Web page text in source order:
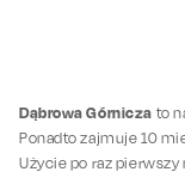
Dąbrowa Górnicza to
Ponadto zajmuje 10
Użycie po raz